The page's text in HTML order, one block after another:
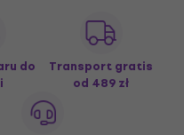
do
Transport gratis
od 489 zł